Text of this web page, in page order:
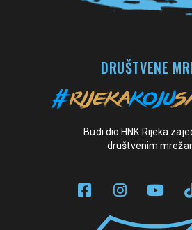
DRUŠTVENE
Budi dio HNK Rijeka
društvenim